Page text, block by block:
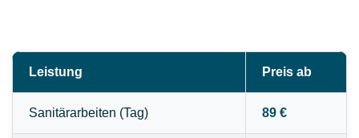
Leistung Preis ab
Sanitärarbeiten (Tag) 89 €